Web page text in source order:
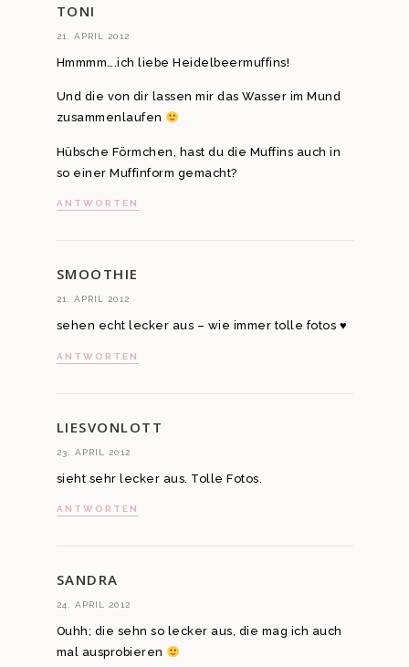
TONI
21. APRIL 2012
Hmmmm….ich liebe Heidelbeermuffins!
Und die von dir lassen mir das Wasser im Mund
zusammenlaufen
Hübsche Förmchen, hast du die Muffins auch in
so einer Muffinform gemacht?
ANTWORTEN
SMOOTHIE
21. APRIL 2012
sehen echt lecker aus – wie immer tolle fotos ♥
ANTWORTEN
LIESVONLOTT
23. APRIL 2012
sieht sehr lecker aus. Tolle Fotos.
ANTWORTEN
SANDRA
24. APRIL 2012
Ouhh; die sehn so lecker aus, die mag ich auch
mal ausprobieren